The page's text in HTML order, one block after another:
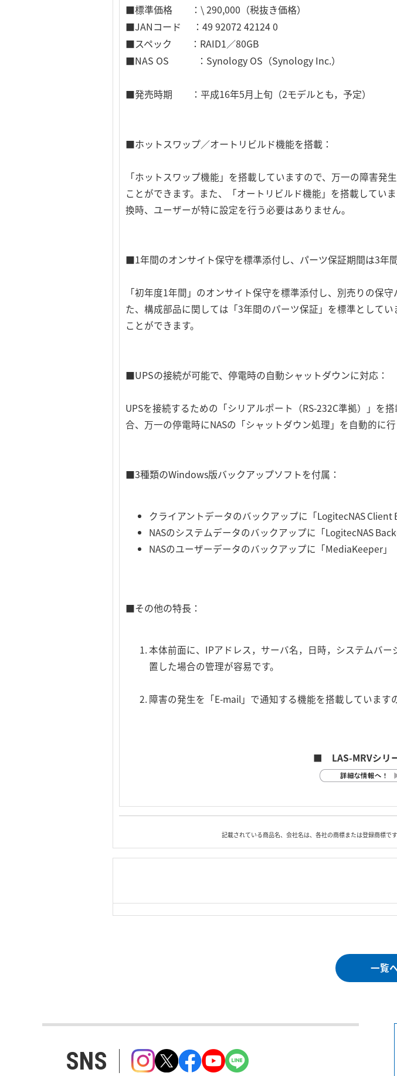
■標準価格 ：\ 290,000（税抜き価格）
■JANコード ：49 92072 42124 0
■スペック ：RAID1／80GB
■NAS OS ：Synology OS（Synology Inc.）
■発売時期 ：平成16年5月上旬（2モデルとも，予定）
■ホットスワップ／オートリビルド機能を搭載：
「ホットスワップ機能」を搭載していますので、万一の障害
ことができます。また、「オートリビルド機能」を搭載してい
換時、ユーザーが特に設定を行う必要はありません。
■1年間のオンサイト保守を標準添付し、パーツ保証期間は3年
「初年度1年間」のオンサイト保守を標準添付し、別売りの保
た、構成部品に関しては「3年間のパーツ保証」を標準として
ことができます。
■UPSの接続が可能で、停電時の自動シャットダウンに対応：
UPSを接続するための「シリアルポート（RS-232C準拠）」を
合、万一の停電時にNASの「シャットダウン処理」を自動的に行
■3種類のWindows版バックアップソフトを付属：
クライアントデータのバックアップに「LogitecNAS Client
NASのシステムデータのバックアップに「LogitecNAS
NASのユーザーデータのバックアップに「MediaKeeper」
■その他の特長：
本体前面に、IPアドレス，サーバ名，日時，システムバ
置した場合の管理が容易です。
障害の発生を「E-mail」で通知する機能を搭載しています
■ LAS-MRVシ
記載されている商品名、会社名は、各社の商標または登録商標で
一覧
SNS